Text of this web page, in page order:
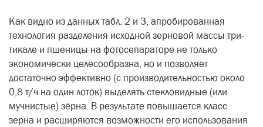
Как видно из данных табл. 2 и 3, апробированная
технология разде­ления исходной зерновой массы три­
тикале и пшеницы на фотосепара­торе не только
экономически целесо­образна, но и позволяет
достаточно эффективно (с производительностью около
0,8 т/ч на один лоток) выде­лять стекловидные (или
мучнистые) зёрна. В результате повышается класс
зерна и расширяются возможности его использования